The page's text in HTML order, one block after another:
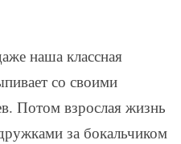
наша классная
со своими
Потом взрослая жизнь
за бокальчиком